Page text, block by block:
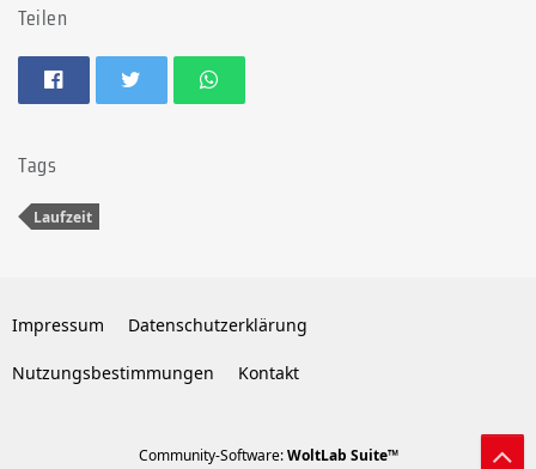
Teilen
Tags
Laufzeit
Impressum Datenschutzerklärung
Nutzungsbestimmungen Kontakt
Community-Software:WoltLab Suite™